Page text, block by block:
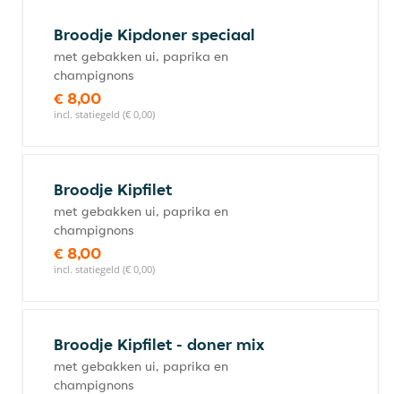
Broodje Kipdoner speciaal
met gebakken ui, paprika en
champignons
€ 8,00
incl. statiegeld (€ 0,00)
Broodje Kipfilet
met gebakken ui, paprika en
champignons
€ 8,00
incl. statiegeld (€ 0,00)
Broodje Kipfilet - doner mix
met gebakken ui, paprika en
champignons